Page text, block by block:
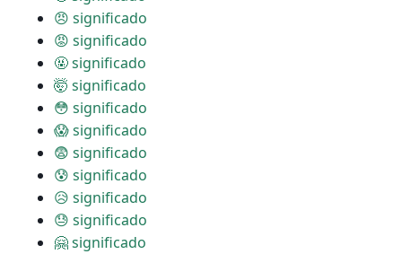
😠 significado
😡 significado
🤬 significado
🤯 significado
😳 significado
😱 significado
😨 significado
😰 significado
😥 significado
😓 significado
🤗 significado